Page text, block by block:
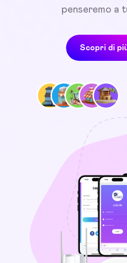
penseremo a
Scopri di